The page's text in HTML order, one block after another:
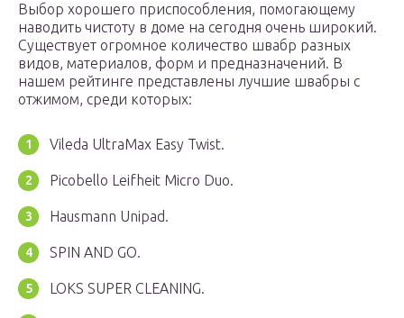
Выбор хорошего приспособления, помогающему
наводить чистоту в доме на сегодня очень широкий.
Существует огромное количество швабр разных
видов, материалов, форм и предназначений. В
нашем рейтинге представлены лучшие швабры с
отжимом, среди которых:
Vileda UltraMax Easy Twist.
Picobello Leifheit Micro Duo.
Hausmann Unipad.
SPIN AND GO.
LOKS SUPER CLEANING.